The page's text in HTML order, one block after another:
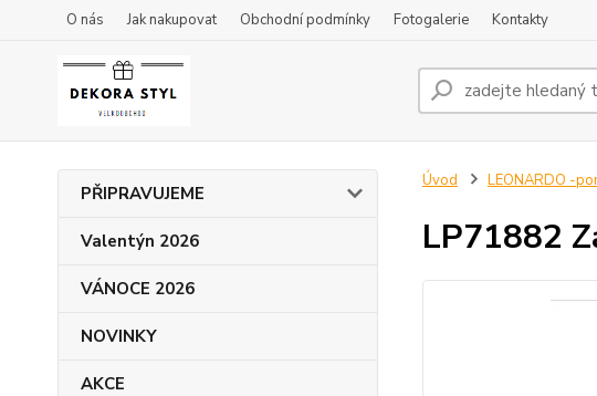
O nás Jak nakupovat Obchodní podmínky Fotogalerie Kontakty
PŘIPRAVUJEME
Valentýn 2026
VÁNOCE 2026
NOVINKY
AKCE
Úvod LEONARDO -
LP71882